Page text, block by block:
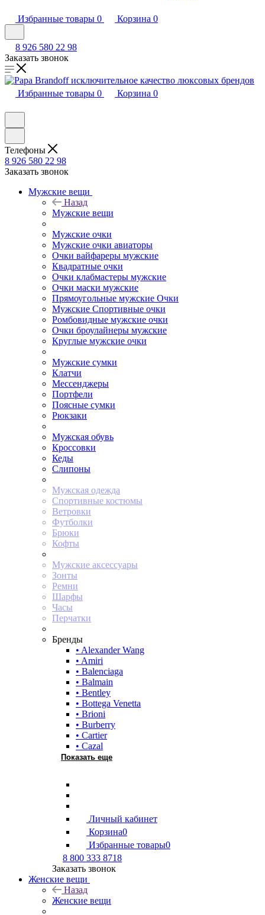
Избранные товары 0 Корзина 0
8 926 580 22 98
Заказать звонок
Избранные товары 0 Корзина 0
Телефоны
8 926 580 22 98
Заказать звонок
Мужские вещи
Назад
Мужские вещи
Мужские очки
Мужские очки авиаторы
Очки вайфареры мужские
Квадратные очки
Очки клабмастеры мужские
Очки маски мужские
Прямоугольные мужские Очки
Мужские Спортивные очки
Ромбовидные мужские очки
Очки броулайнеры мужские
Круглые мужские очки
Мужские сумки
Клатчи
Мессенджеры
Портфели
Поясные сумки
Рюкзаки
Мужская обувь
Кроссовки
Кеды
Слипоны
Мужская одежда
Спортивные костюмы
Ветровки
Футболки
Брюки
Кофты
Мужские аксессуары
Зонты
Ремни
Шарфы
Часы
Перчатки
Бренды
• Alexander Wang
• Amiri
• Balenciaga
• Balmain
• Bentley
• Bottega Venetta
• Brioni
• Burberry
• Cartier
• Cazal
Показать еще
Личный кабинет
Корзина0
Избранные товары0
8 800 333 8718
Заказать звонок
Женские вещи
Назад
Женские вещи